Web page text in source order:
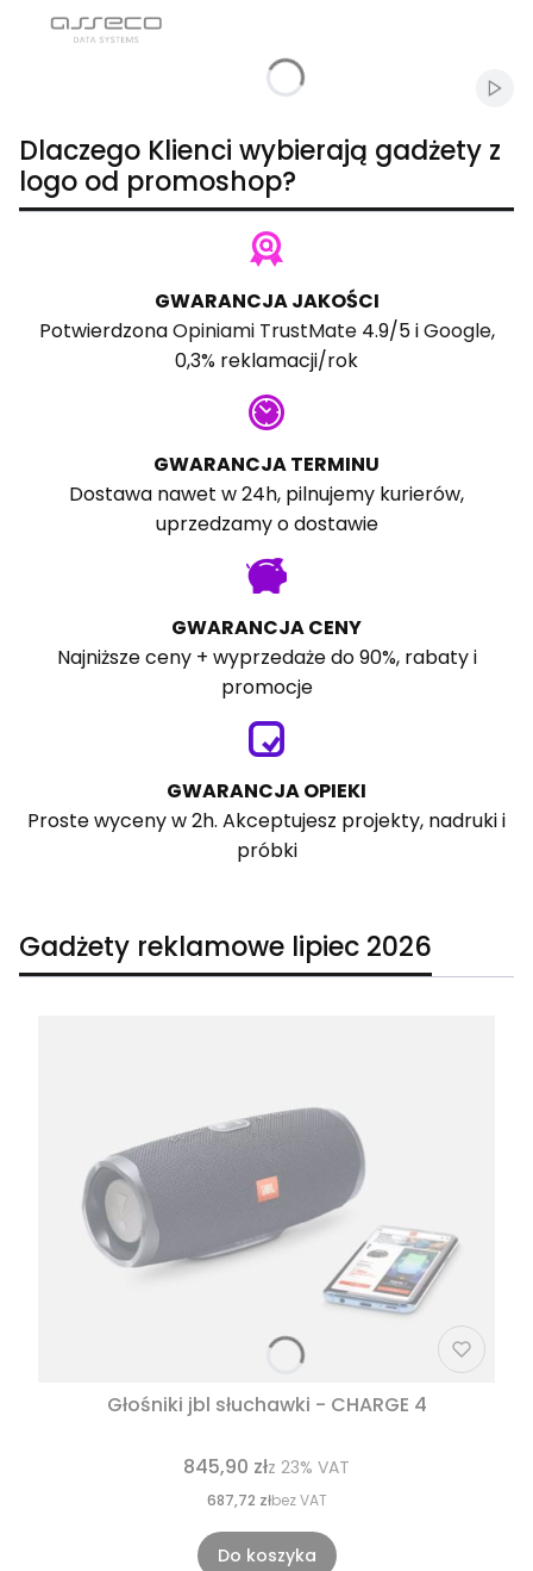
Dlaczego Klienci wybierają gadżety z
logo od promoshop?
GWARANCJA JAKOŚCI
PotwierdzonaOpiniami TrustMate4.9/5 iGoogle,
0,3% reklamacji/rok
GWARANCJA TERMINU
Dostawa nawet w 24h, pilnujemy kurierów,
uprzedzamy o dostawie
GWARANCJA CENY
Najniższe ceny + wyprzedaże do 90%, rabaty i
promocje
GWARANCJA OPIEKI
Proste wyceny w 2h. Akceptujesz projekty, nadruki i
próbki
Gadżety reklamowe lipiec 2026
Głośniki jbl słuchawki - CHARGE 4
845,90 złz 23% VAT
687,72 złbez VAT
Do koszyka